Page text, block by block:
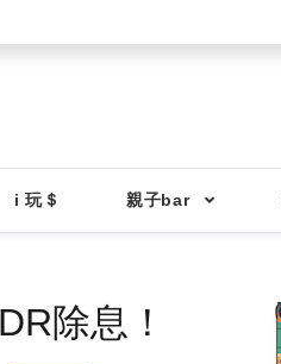
i 玩＄ 親子bar
除息！